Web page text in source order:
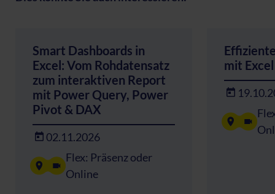
Smart Dashboards in
Excel: Vom Rohdatensatz
zum interaktiven Report
mit Power Query, Power
Pivot & DAX
02.11.2026
Flex: Präsenz oder
Online
mit